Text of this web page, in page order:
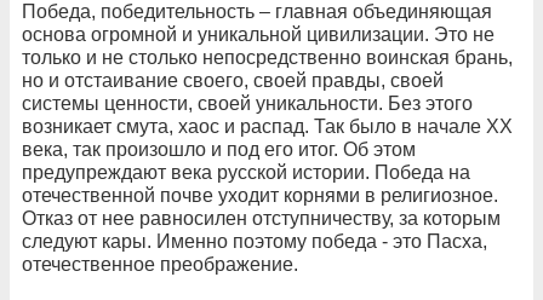
Победа, победительность – главная объединяющая
основа огромной и уникальной цивилизации. Это не
только и не столько непосредственно воинская брань,
но и отстаивание своего, своей правды, своей
системы ценности, своей уникальности. Без этого
возникает смута, хаос и распад. Так было в начале ХХ
века, так произошло и под его итог. Об этом
предупреждают века русской истории. Победа на
отечественной почве уходит корнями в религиозное.
Отказ от нее равносилен отступничеству, за которым
следуют кары. Именно поэтому победа - это Пасха,
отечественное преображение.